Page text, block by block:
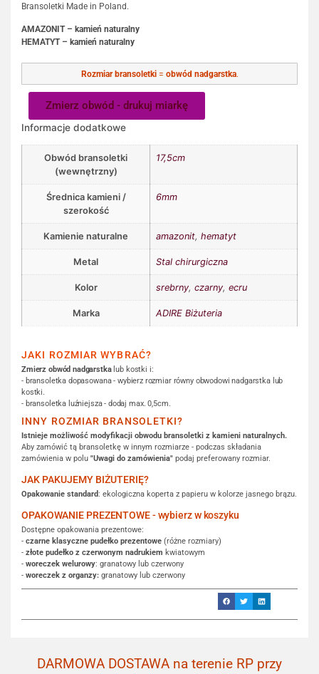
Bransoletki Made in Poland.
AMAZONIT – kamień naturalny
HEMATYT – kamień naturalny
Rozmiar bransoletki= obwód nadgarstka.
Zmierz obwód - drukuj miarkę
Informacje dodatkowe
Obwód bransoletki
(wewnętrzny)
17,5cm
Średnica kamieni /
szerokość
6mm
Kamienie naturalne amazonit, hematyt
Metal Stal chirurgiczna
Kolor srebrny, czarny, ecru
Marka ADIRE Biżuteria
JAKI ROZMIAR WYBRAĆ?
Zmierz obwód nadgarstkalub kostki i:
- bransoletka dopasowana - wybierz rozmiar równy obwodowi nadgarstka lub
kostki.
- bransoletka luźniejsza - dodaj max. 0,5cm.
INNY ROZMIAR BRANSOLETKI?
Istnieje możliwość modyfikacji obwodu bransoletki z kamieni naturalnych.
Aby zamówić tą bransoletkę w innym rozmiarze - podczas składania
zamówienia w polu "Uwagi do zamówienia" podaj preferowany rozmiar.
JAK PAKUJEMY BIŻUTERIĘ?
Opakowanie standard: ekologiczna koperta z papieru w kolorze jasnego brązu.
OPAKOWANIE PREZENTOWE - wybierz w koszyku
Dostępne opakowania prezentowe:
- czarne klasyczne pudełko prezentowe (różne rozmiary)
- złote pudełko z czerwonym nadrukiem kwiatowym
- woreczek welurowy: granatowy lub czerwony
- woreczek z organzy: granatowy lub czerwony
DARMOWA DOSTAWA na terenie RP przy